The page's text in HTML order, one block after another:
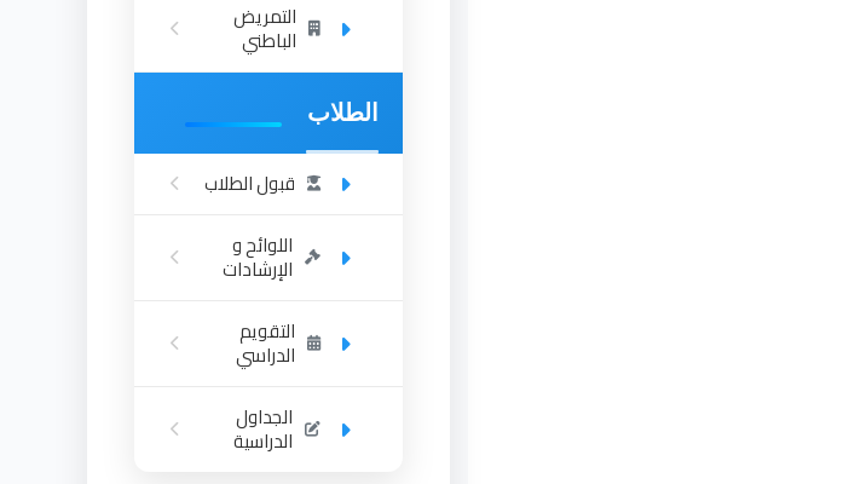
التمريض
الباطني
الطلاب
قبول الطلاب
اللوائح و
الإرشادات
التقويم
الدراسي
الجداول
الدراسية